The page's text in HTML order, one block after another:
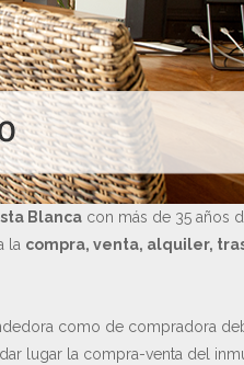
Blanca con más de 35 años
la compra, venta, alquiler,
como de compradora
lugar la compra-venta del